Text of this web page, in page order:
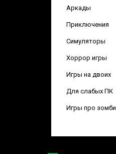
Аркады
Приключения
Симуляторы
Хоррор игры
Игры на двоих
Для слабых ПК
Игры про зомби